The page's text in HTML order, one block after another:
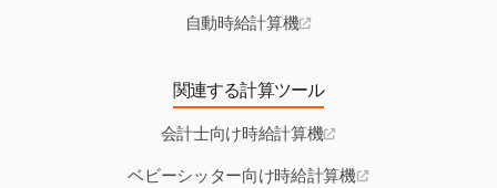
自動時給計算機
関連する計算ツール
会計士向け時給計算機
ベビーシッター向け時給計算機